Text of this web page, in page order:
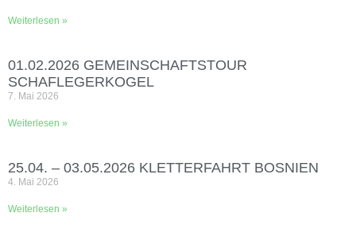
Weiterlesen »
01.02.2026 GEMEINSCHAFTSTOUR
SCHAFLEGERKOGEL
7. Mai 2026
Weiterlesen »
25.04. – 03.05.2026 KLETTERFAHRT BOSNIEN
4. Mai 2026
Weiterlesen »